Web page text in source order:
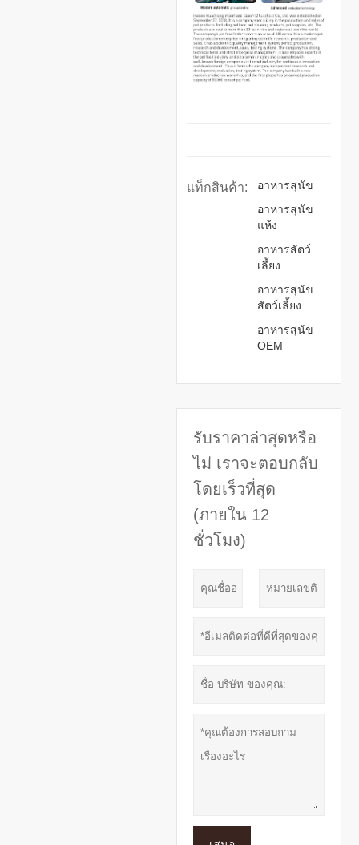
แท็กสินค้า:
อาหารสุนัข
อาหารสุนัข
แห้ง
อาหารสัตว์
เลี้ยง
อาหารสุนัข
สัตว์เลี้ยง
อาหารสุนัข
OEM
รับราคาล่าสุดหรือ
ไม่ เราจะตอบกลับ
โดยเร็วที่สุด
(ภายใน 12
ชั่วโมง)